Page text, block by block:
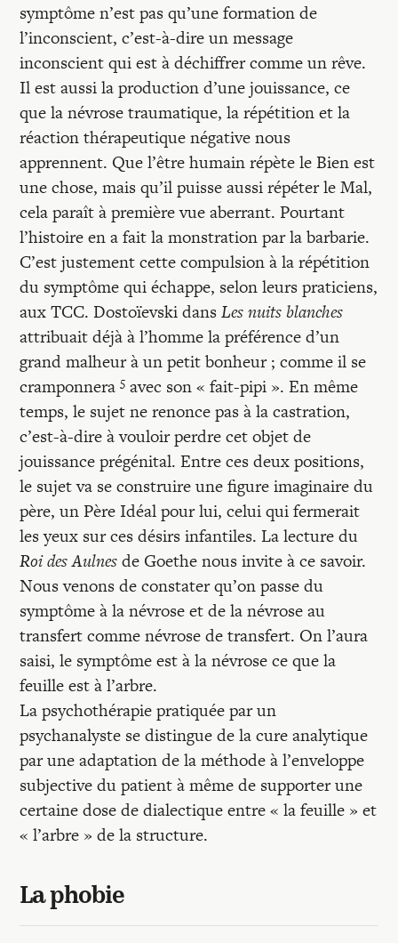
symptôme n’est pas qu’une formation de
l’inconscient, c’est-à-dire un message
inconscient qui est à déchiffrer comme un rêve.
Il est aussi la production d’une jouissance, ce
que la névrose traumatique, la répétition et la
réaction thérapeutique négative nous
apprennent. Que l’être humain répète le Bien est
une chose, mais qu’il puisse aussi répéter le Mal,
cela paraît à première vue aberrant. Pourtant
l’histoire en a fait la monstration par la barbarie.
C’est justement cette compulsion à la répétition
du symptôme qui échappe, selon leurs praticiens,
aux TCC. Dostoïevski dansLes nuits blanches
attribuait déjà à l’homme la préférence d’un
grand malheur à un petit bonheur ; comme il se
cramponnera5 avec son « fait-pipi ». En même
temps, le sujet ne renonce pas à la castration,
c’est-à-dire à vouloir perdre cet objet de
jouissance prégénital. Entre ces deux positions,
le sujet va se construire une figure imaginaire du
père, un Père Idéal pour lui, celui qui fermerait
les yeux sur ces désirs infantiles. La lecture du
Roi des Aulnesde Goethe nous invite à ce savoir.
Nous venons de constater qu’on passe du
symptôme à la névrose et de la névrose au
transfert comme névrose de transfert. On l’aura
saisi, le symptôme est à la névrose ce que la
feuille est à l’arbre.
La psychothérapie pratiquée par un
psychanalyste se distingue de la cure analytique
par une adaptation de la méthode à l’enveloppe
subjective du patient à même de supporter une
certaine dose de dialectique entre « la feuille » et
« l’arbre » de la structure.
La phobie